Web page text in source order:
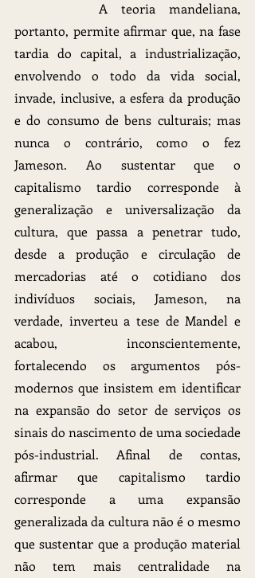
portanto, permite afirmar que, na fase
tardia do capital, a industrialização,
envolvendo o todo da vida social,
invade, inclusive, a esfera da produção
e do consumo de bens culturais; mas
nunca o contrário, como o fez
Jameson. Ao sustentar que o
capitalismo tardio corresponde à
generalização e universalização da
cultura, que passa a penetrar tudo,
desde a produção e circulação de
mercadorias até o cotidiano dos
indivíduos sociais, Jameson, na
verdade, inverteu a tese de Mandel e
acabou, inconscientemente,
fortalecendo os argumentos pós-
modernos que insistem em identificar
na expansão do setor de serviços os
sinais do nascimento de uma sociedade
pós-industrial. Afinal de contas,
afirmar que capitalismo tardio
corresponde a uma expansão
generalizada da cultura não é o mesmo
que sustentar que a produção material
não tem mais centralidade na